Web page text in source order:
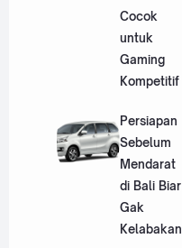
Cocok
untuk
Gaming
Kompetitif
Persiapan
Sebelum
Mendarat
di Bali Biar
Gak
Kelabakan